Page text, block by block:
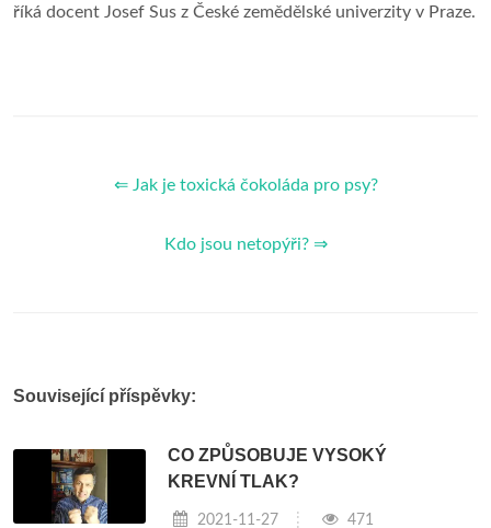
říká docent Josef Sus z České zemědělské univerzity v Praze.
⇐ Jak je toxická čokoláda pro psy?
Kdo jsou netopýři? ⇒
Související příspěvky:
CO ZPŮSOBUJE VYSOKÝ
KREVNÍ TLAK?
2021-11-27 471